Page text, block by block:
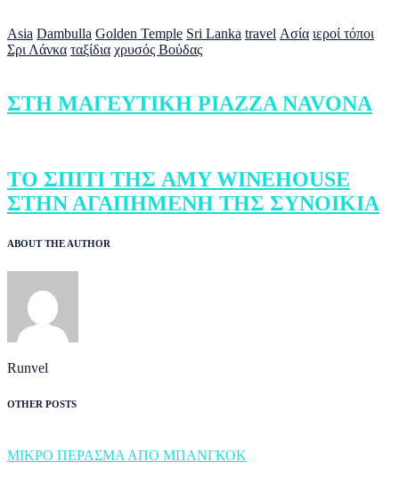
Asia Dambulla Golden Temple Sri Lanka travel Ασία ιεροί τόποι
Σρι Λάνκα ταξίδια χρυσός Βούδας
ΣΤΗ ΜΑΓΕΥΤΙΚΗ PIAZZA NAVONA
ΤΟ ΣΠΙΤΙ ΤΗΣ AMY WINEHOUSE
ΣΤΗΝ ΑΓΑΠΗΜΕΝΗ ΤΗΣ ΣΥΝΟΙΚΙΑ
ABOUT THE AUTHOR
Runvel
OTHER POSTS
ΜΙΚΡΟ ΠΕΡΑΣΜΑ ΑΠΟ ΜΠΑΝΓΚΟΚ